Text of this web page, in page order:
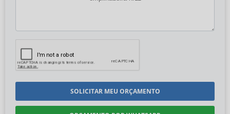
SOLICITAR MEU ORÇAMENTO